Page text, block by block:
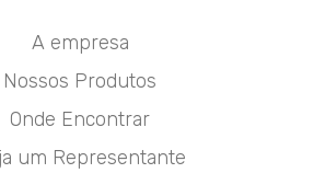
A empresa
Nossos Produtos
Onde Encontrar
um Representante